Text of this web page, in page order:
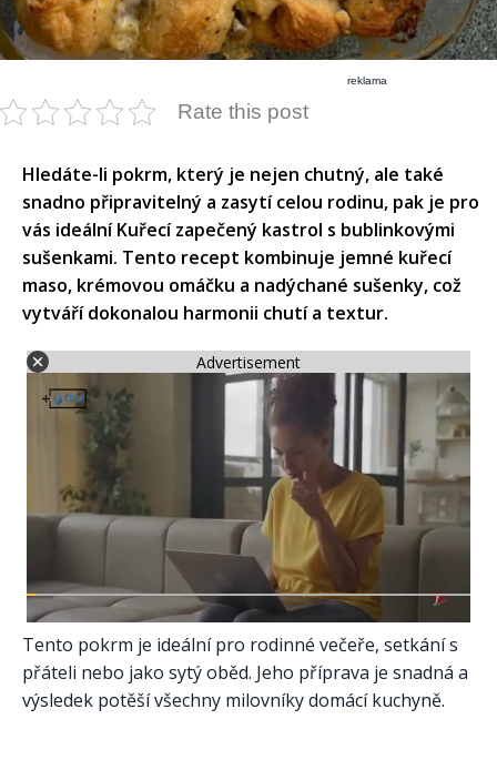
reklama
Rate this post
​Hledáte-li pokrm, který je nejen chutný, ale také
snadno připravitelný a zasytí celou rodinu, pak je pro
vás ideální Kuřecí zapečený kastrol s bublinkovými
sušenkami. Tento recept kombinuje jemné kuřecí
maso, krémovou omáčku a nadýchané sušenky, což
vytváří dokonalou harmonii chutí a textur.​
Advertisement
Tento pokrm je ideální pro rodinné večeře, setkání s
přáteli nebo jako sytý oběd. Jeho příprava je snadná a
výsledek potěší všechny milovníky domácí kuchyně.​